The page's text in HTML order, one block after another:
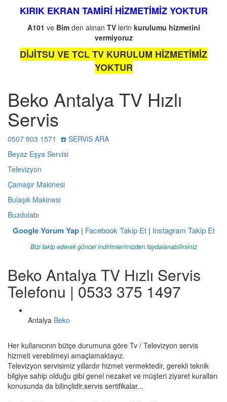
KIRIK EKRAN TAMİRİ HİZMETİMİZ YOKTUR
A101 ve Bimden alınan TVlerin kurulumu hizmetini
vermiyoruz
DİJİTSU VE TCL TV KURULUM HİZMETİMİZ
YOKTUR
Beko Antalya TV Hızlı
Servis
0507 803 1571 ☎️ SERViS ARA
Beyaz Eşya Servisi
Televizyon
Çamaşır Makinesi
Bulaşık Makinesi
Buzdolabı
Google Yorum Yap| Facebook Takip Et| Instagram Takip Et
Bizi takip ederek güncel indirimlerimizden faydalanabilirsiniz
Beko Antalya TV Hızlı Servis
Telefonu | 0533 375 1497
Antalya Beko
Her kullanıcının bütçe durumuna göre Tv / Televizyon servis
hizmeti verebilmeyi amaçlamaktayız.
Televizyon servisimiz yıllardır hizmet vermektedir, gerekli teknik
bilgiye sahip olduğu gibi genel nezaket ve müşteri ziyaret kuralları
konusunda da bilinçlidir,servis sertifikalar...